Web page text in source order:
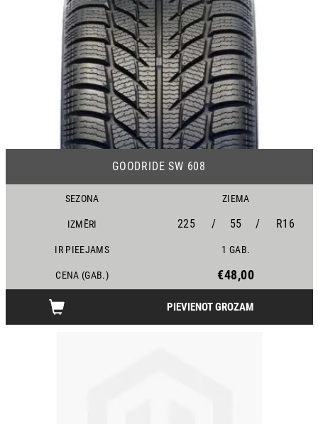
GOODRIDE SW 608
SEZONA ZIEMA
IZMĒRI 225 / 55 / R16
IR PIEEJAMS 1 GAB.
CENA (GAB.) €48,00
PIEVIENOT GROZAM